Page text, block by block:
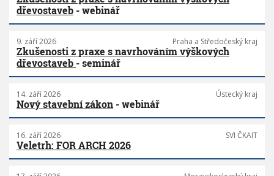
dřevostaveb - webinář
9. září 2026 Praha a Středočeský kraj
Zkušenosti z praxe s navrhováním výškových
dřevostaveb - seminář
14. září 2026 Ústecký kraj
Nový stavební zákon - webinář
16. září 2026 SVI ČKAIT
Veletrh: FOR ARCH 2026